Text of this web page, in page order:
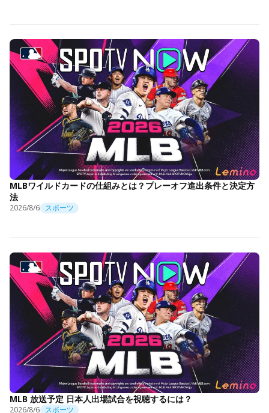
MLBワイルドカードの仕組みとは？プレーオフ進出条件と決定方
法
2026/8/6 スポーツ
MLB 放送予定 日本人出場試合を視聴するには？
2026/8/6 スポーツ